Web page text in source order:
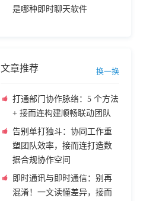
是哪种即时聊天软件
文章推荐 换一换
打通部门协作脉络：5 个方法
+ 接而连构建顺畅联动团队
告别单打独斗：协同工作重
塑团队效率，接而连打造数
据合规协作空间
即时通讯与即时通信：别再
混淆！一文读懂差异，接而